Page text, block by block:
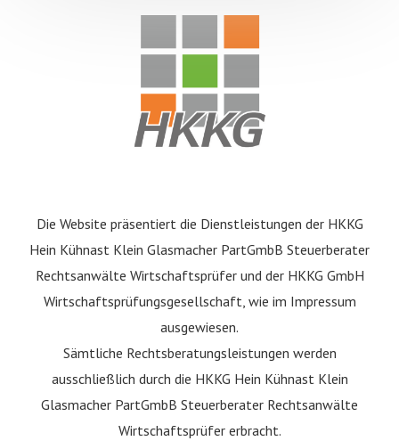
Die Website präsentiert die Dienstleistungen der HKKG
Hein Kühnast Klein Glasmacher PartGmbB Steuerberater
Rechtsanwälte Wirtschaftsprüfer und der HKKG GmbH
Wirtschaftsprüfungsgesellschaft, wie im Impressum
ausgewiesen.
Sämtliche Rechtsberatungsleistungen werden
ausschließlich durch die HKKG Hein Kühnast Klein
Glasmacher PartGmbB Steuerberater Rechtsanwälte
Wirtschaftsprüfer erbracht.